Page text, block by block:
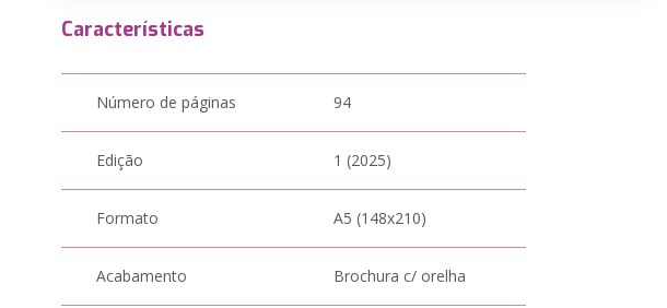
Características
Número de páginas 94
Edição 1 (2025)
Formato A5 (148x210)
Acabamento Brochura c/ orelha